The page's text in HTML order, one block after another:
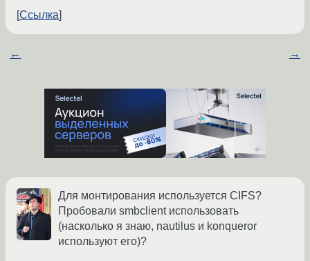
Ссылка
← →
Для монтирования используется CIFS?
Пробовали smbclient использовать
(насколько я знаю, nautilus и konqueror
используют его)?